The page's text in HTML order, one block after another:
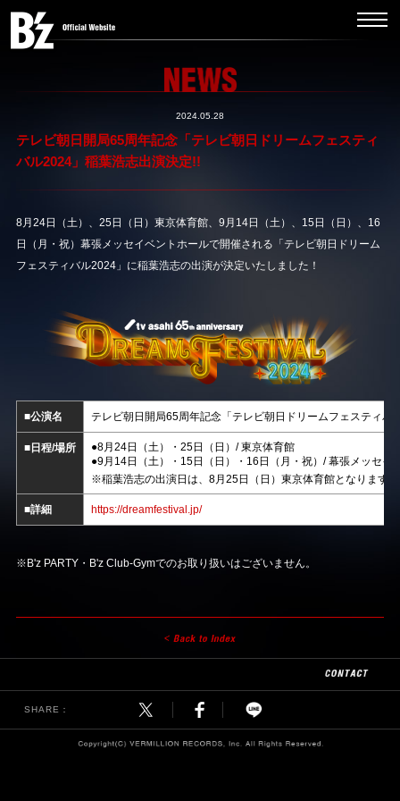
2024.05.28
テレビ朝日開局65周年記念「テレビ朝日ドリームフェスティ
バル2024」稲葉浩志出演決定!!
8月24日（土）、25日（日）東京体育館、9月14日（土）、15日（日）、16
日（月・祝）幕張メッセイベントホールで開催される「テレビ朝日ドリーム
フェスティバル2024」に稲葉浩志の出演が決定いたしました！
■公演名 テレビ朝日開局65周年記念「テレビ朝日ドリームフェスティバ
■日程/場所
●8月24日（土）・25日（日）/ 東京体育館
●9月14日（土）・15日（日）・16日（月・祝）/ 幕張メッセイ
※稲葉浩志の出演日は、8月25日（日）東京体育館となります。
■詳細 https://dreamfestival.jp/
※B'z PARTY・B'z Club-Gymでのお取り扱いはございません。
SHARE：